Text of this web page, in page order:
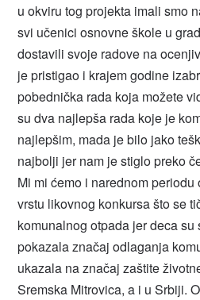
u okviru tog projekta imali smo
svi učenici osnovne škole u
dostavili svoje radove na
je pristigao i krajem godine
pobednička rada koja možete
su dva najlepša rada koje je
najlepšim, mada je bilo jako
najbolji jer nam je stiglo preko
Mi mi ćemo i narednom
vrstu likovnog konkursa što se
komunalnog otpada jer deca su
pokazala značaj odlaganja
ukazala na značaj zaštite
Sremska Mitrovica, a i u Srbiji.